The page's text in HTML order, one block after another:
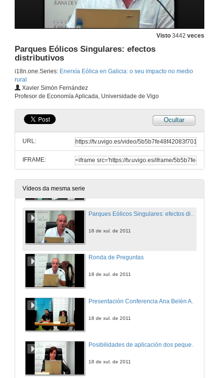
Visto 3442 veces
Parques Eólicos Singulares: efectos
distributivos
i18n.one.Series: Enerxía Eólica en Galicia: o seu impacto no medio
rural
Xavier Simón Fernández
Profesor de Economía Aplicada, Universidade de Vigo
Ocultar
URL:
IFRAME:
Vídeos da mesma serie
18 de xul. de 2011
18 de xul. de 2011
O Papel dos parques eólicos nos municipios galegos
18 de xul. de 2011
Ronda de Preguntas
18 de xul. de 2011
Ronda de Preguntas
18 de xul. de 2011
18 de xul. de 2011
Posibilidades de aplicación dos pequenos aeroxeradores eólicos no rural
18 de xul. de 2011